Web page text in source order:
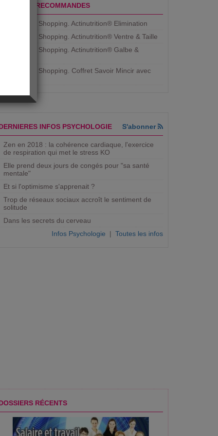
PRODUITS RECOMMANDES
Aujourdhui Shopping. Actinutrition® Elimination
Aujourdhui Shopping. Actinutrition® Ventre & Taille
Aujourdhui Shopping. Actinutrition® Galbe &
Aujourdhui Shopping. ​Coffret Savoir Mincir avec
INFOS PSYCHOLOGIE S'abonner
Zen en 2018 : la cohérence cardiaque, l'exercice
de respiration qui met le stress KO
Elle prend deux jours de congés pour "sa santé
mentale"
Et si l'optimisme s'apprenait ?
Trop de réseaux sociaux accroît le sentiment de
solitude
Dans les secrets du cerveau
Infos Psychologie | Toutes les infos
RÉCENTS